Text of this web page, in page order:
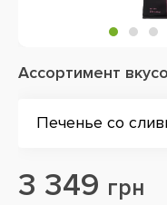
Ассортимент
Печенье со
3 349 грн